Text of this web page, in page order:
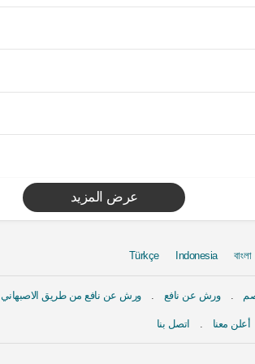
عرض المزيد
বাংলা
Indonesia
Türkçe
ورش عن نافع ورش عن نافع من طريق الاصبهاني
أعلن معنا اتصل بنا